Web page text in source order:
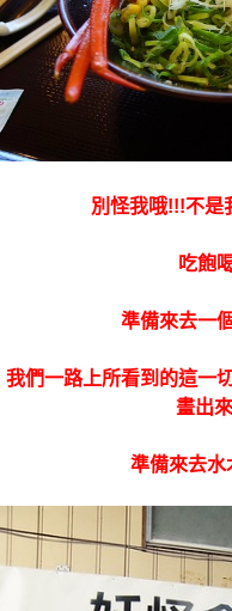
別怪我哦!!!不是
吃飽
準備來去一
我們一路上所看到的這一
畫出
準備來去水